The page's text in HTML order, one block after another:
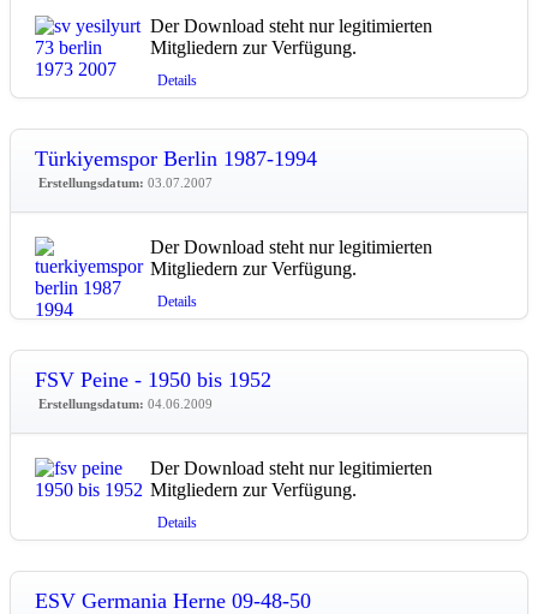
Der Download steht nur legitimierten
Mitgliedern zur Verfügung.
Details
Türkiyemspor Berlin 1987-1994
Erstellungsdatum: 03.07.2007
Der Download steht nur legitimierten
Mitgliedern zur Verfügung.
Details
FSV Peine - 1950 bis 1952
Erstellungsdatum: 04.06.2009
Der Download steht nur legitimierten
Mitgliedern zur Verfügung.
Details
ESV Germania Herne 09-48-50